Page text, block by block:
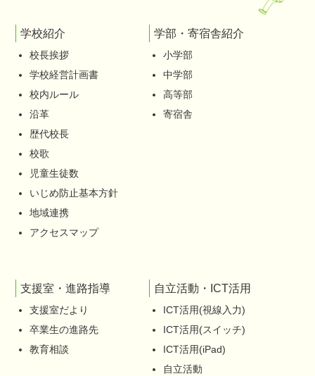
学校紹介
校長挨拶
学校経営計画書
校内ルール
沿革
歴代校長
校歌
児童生徒数
いじめ防止基本方針
地域連携
アクセスマップ
学部・寄宿舎紹介
小学部
中学部
高等部
寄宿舎
支援室・進路指導
支援室だより
卒業生の進路先
教育相談
自立活動・ICT活用
ICT活用(視線入力)
ICT活用(スイッチ)
ICT活用(iPad)
自立活動